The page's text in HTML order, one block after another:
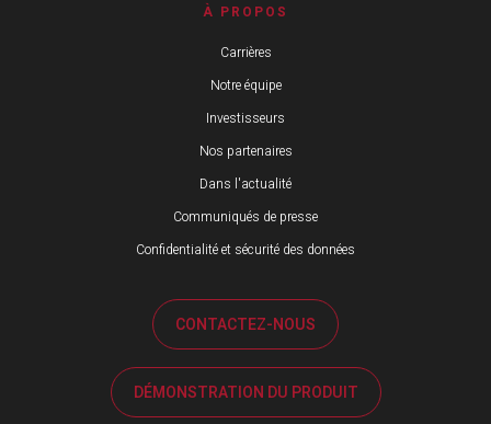
À PROPOS
Carrières
Notre équipe
Investisseurs
Nos partenaires
Dans l'actualité
Communiqués de presse
Confidentialité et sécurité des données
CONTACTEZ-NOUS
DÉMONSTRATION DU PRODUIT